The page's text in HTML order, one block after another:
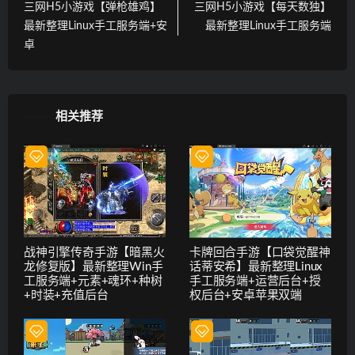
三网H5小游戏【弹枪雄鸡】
最新整理Linux手工服务端+安
卓
三网H5小游戏【每天数独】
最新整理Linux手工服务端
相关推荐
战神引擎传奇手游【暗黑火
龙修复版】最新整理Win手
工服务端+元素+魂环+种树
+时装+充值后台
卡牌回合手游【口袋觉醒神
话蒂安希】最新整理Linux
手工服务端+运营后台+授
权后台+安卓苹果双端